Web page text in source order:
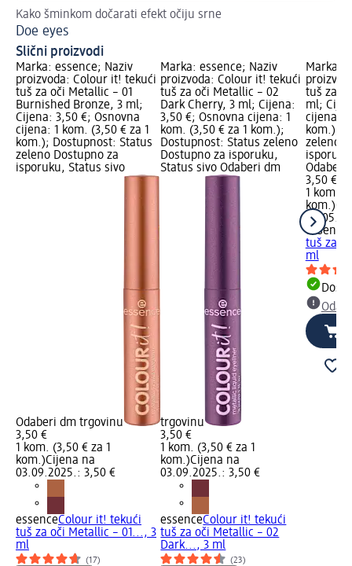
Kako šminkom dočarati efekt očiju srne
Doe eyes
Slični proizvodi
Marka: essence; Naziv
proizvoda: Colour it! tekući
tuš za oči Metallic – 01
Burnished Bronze, 3 ml;
Cijena: 3,50 €; Osnovna
cijena: 1 kom. (3,50 € za 1
kom.); Dostupnost: Status
zeleno Dostupno za
isporuku, Status sivo
Odaberi dm trgovinu
3,50 €
1 kom. (3,50 € za 1
kom.)Cijena na
03.09.2025.: 3,50 €
essenceColour it! tekući
tuš za oči Metallic – 01..., 3
ml
(17)
Marka: essence; Naziv
proizvoda: Colour it! tekući
tuš za oči Metallic – 02
Dark Cherry, 3 ml; Cijena:
3,50 €; Osnovna cijena: 1
kom. (3,50 € za 1 kom.);
Dostupnost: Status zeleno
Dostupno za isporuku,
Status sivo Odaberi dm
trgovinu
3,50 €
1 kom. (3,50 € za 1
kom.)Cijena na
03.09.2025.: 3,50 €
essenceColour it! tekući
tuš za oči Metallic – 02
Dark..., 3 ml
(23)
Marka:
tuš za
ml;
cijena: 1
kom.);
zeleno
Odaberi
3,50 €
1 kom.
kom.)
essence
tuš za
ml